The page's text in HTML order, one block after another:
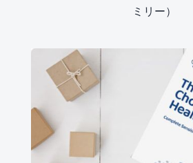
ミリー）